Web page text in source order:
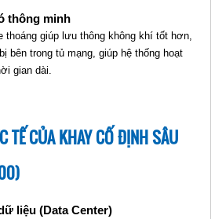
ĐỊNH COMRACK CHO
TỦ SÂU CR-FT800
thông minh
thoáng giúp lưu thông không khí tốt hơn,
bên trong tủ mạng, giúp hệ thống hoạt
gian dài.
TẾ CỦA KHAY CỐ ĐỊNH SÂU
liệu (Data Center)